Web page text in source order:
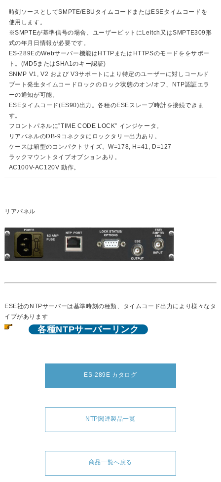
時刻ソースとしてSMPTE/EBUタイムコードまたはESEタイムコードを
使用します。
※SMPTEが基準信号の場合、ユーザービットにLeitch又はSMPTE309形
式の年月日情報が必要です。
ES-289EのWebサーバー機能はHTTPまたはHTTPSのモードををサポー
ト。(MD5またはSHA1のキー認証)
SNMP V1, V2 および V3サポートにより特定のユーザーに対しコールド
ブート発生タイムコードロックのロック状態のオン/オフ、NTP認証エラ
ーの通知が可能。
ESEタイムコード(ES90)出力。各種のESEスレーブ時計を接続できま
す。
フロントパネルに”TIME CODE LOCK” インジケータ。
リアパネルのDB-9コネクタにロックタリー出力あり。
ケースは箱型のコンパクトサイズ。W=178, H=41, D=127
ラックマウントタイプオプションあり。
AC100V-AC120V 動作。
リアパネル
ESE社のNTPサーバーは基準時刻の種類、タイムコード出力により様々なタ
イプがあります
各種NTPサーバーリンク
ES-289E カタログ
NTP関連製品一覧
商品一覧へ戻る